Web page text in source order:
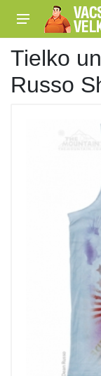
Tielko
Russo